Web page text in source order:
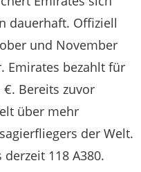
dauerhaft. Offiziell
und November
Emirates bezahlt für
€. Bereits zuvor
über mehr
der Welt.
118 A380.